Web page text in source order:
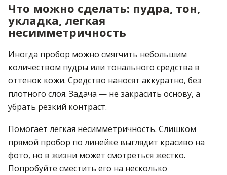
Что можно сделать: пудра, тон,
укладка, легкая
несимметричность
Иногда пробор можно смягчить небольшим
количеством пудры или тонального средства в
оттенок кожи. Средство наносят аккуратно, без
плотного слоя. Задача — не закрасить основу, а
убрать резкий контраст.
Помогает легкая несимметричность. Слишком
прямой пробор по линейке выглядит красиво на
фото, но в жизни может смотреться жестко.
Попробуйте сместить его на несколько